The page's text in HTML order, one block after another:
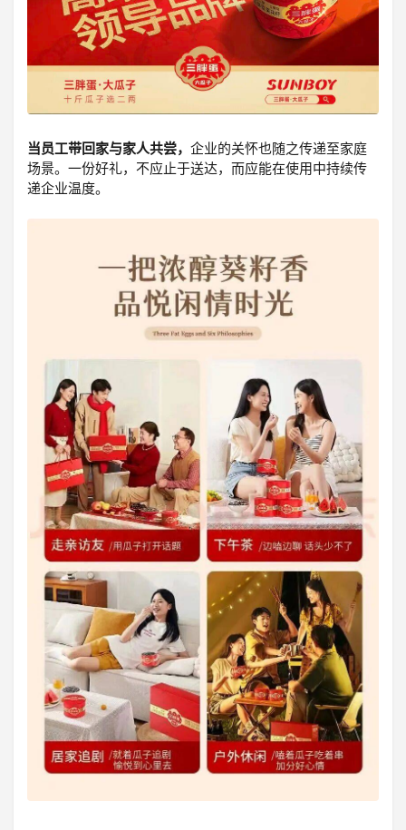
当员工带回家与家人共尝， 企业的关怀也随之传递至家庭
场景。一份好礼，不应止于送达，而应能在使用中持续传
递企业温度。